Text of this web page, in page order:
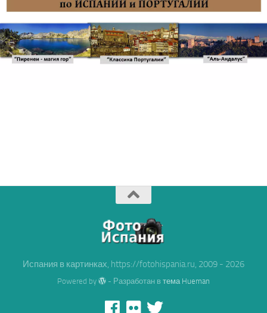
Испания в картинках, https://fotohispania.ru, 2009 - 2026
Powered by - Разработан втема Hueman